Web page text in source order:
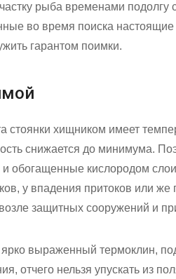
рыба временами
во время поиска настоящие
гарантом поимки.
хищником имеет
снижается до минимума.
и обогащенные кислородом
у впадения притоков или
защитных сооружений и
ярко выраженный термоклин,
отчего нельзя упускать из